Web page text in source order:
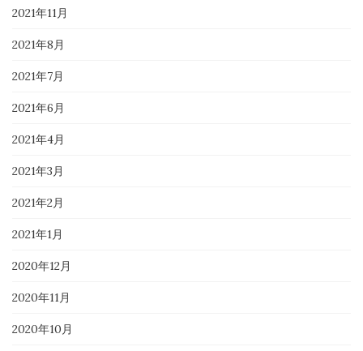
2021年11月
2021年8月
2021年7月
2021年6月
2021年4月
2021年3月
2021年2月
2021年1月
2020年12月
2020年11月
2020年10月